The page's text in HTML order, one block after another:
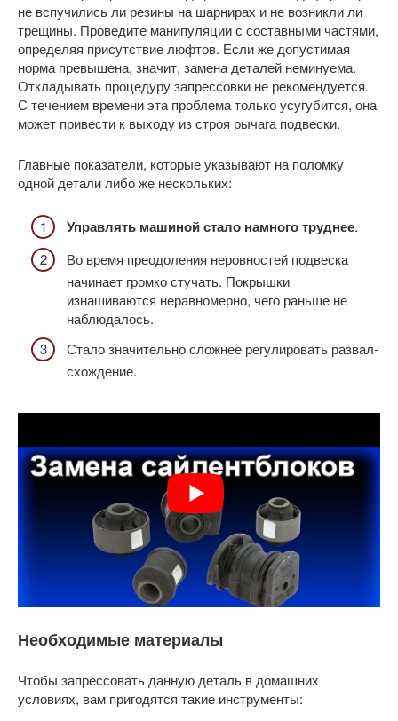
не вспучились ли резины на шарнирах и не возникли ли
трещины. Проведите манипуляции с составными частями,
определяя присутствие люфтов. Если же допустимая
норма превышена, значит, замена деталей неминуема.
Откладывать процедуру запрессовки не рекомендуется.
С течением времени эта проблема только усугубится, она
может привести к выходу из строя рычага подвески.
Главные показатели, которые указывают на поломку
одной детали либо же нескольких:
Управлять машиной стало намного труднее.
Во время преодоления неровностей подвеска
начинает громко стучать. Покрышки
изнашиваются неравномерно, чего раньше не
наблюдалось.
Стало значительно сложнее регулировать развал-
схождение.
Необходимые материалы
Чтобы запрессовать данную деталь в домашних
условиях, вам пригодятся такие инструменты: